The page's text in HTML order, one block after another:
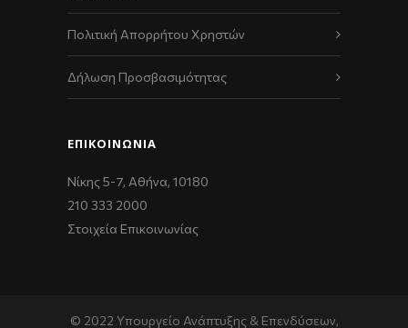
Πολιτική Απορρήτου Χρηστών
Δήλωση Προσβασιμότητας
ΕΠΙΚΟΙΝΩΝΊΑ
Νίκης 5-7, Αθήνα, 10180
210 333 2000
Στοιχεία Επικοινωνίας
© 2022 Υπουργείο Ανάπτυξης & Επενδύσεων,